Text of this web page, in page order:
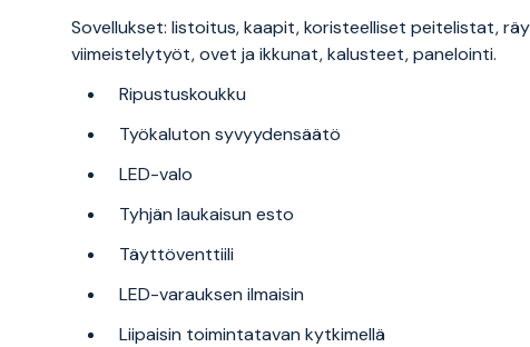
Sovellukset: listoitus, kaapit, koristeelliset peitelistat,
viimeistelytyöt, ovet ja ikkunat, kalusteet, panelointi.
Ripustuskoukku
Työkaluton syvyydensäätö
LED-valo
Tyhjän laukaisun esto
Täyttöventtiili
LED-varauksen ilmaisin
Liipaisin toimintatavan kytkimellä